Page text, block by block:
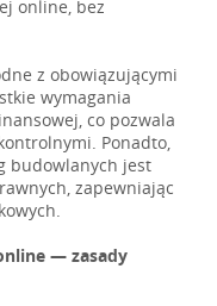
online, bez
z obowiązującymi
wymagania
co pozwala
Ponadto,
budowlanych jest
zapewniając
— zasady